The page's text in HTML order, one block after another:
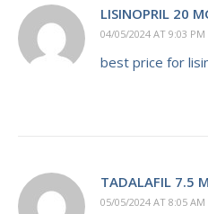
LISINOPRIL 20
04/05/2024 AT 9:03 PM
best price for
TADALAFIL 7.5
05/05/2024 AT 8:05 AM